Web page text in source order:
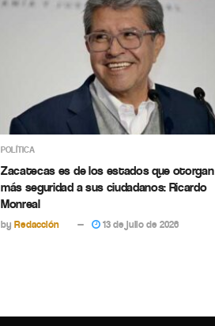
POLÍTICA
Zacatecas es de los estados que otorgan
más seguridad a sus ciudadanos: Ricardo
Monreal
by Redacción 13 de julio de 2026